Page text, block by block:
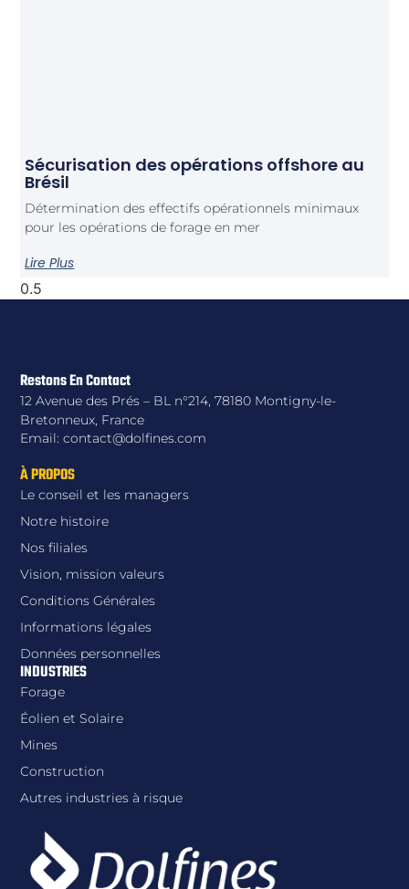
Sécurisation des opérations offshore au
Brésil
Détermination des effectifs opérationnels minimaux
pour les opérations de forage en mer
Lire Plus
À PROPOS
Le conseil et les managers
Notre histoire
Nos filiales
Vision, mission valeurs
Conditions Générales
Informations légales
Données personnelles
INDUSTRIES
Forage
Éolien et Solaire
Mines
Construction
Autres industries à risque
Restons En Contact
12 Avenue des Prés – BL n°214, 78180 Montigny-le-
Bretonneux, France
Email: contact@dolfines.com